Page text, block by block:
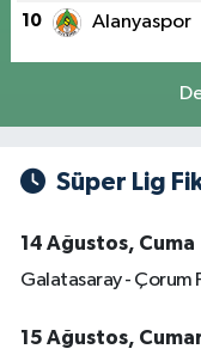
10 Alanyaspor
Süper Lig
14 Ağustos, Cuma
Galatasaray - Çorum
15 Ağustos,